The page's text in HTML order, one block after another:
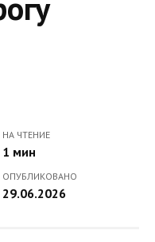
НА ЧТЕНИЕ
1 мин
ОПУБЛИКОВАНО
29.06.2026